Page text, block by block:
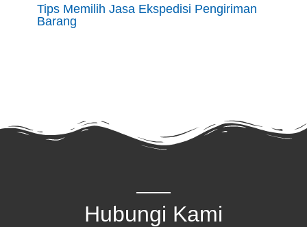
Tips Memilih Jasa Ekspedisi Pengiriman
Barang
Hubungi Kami